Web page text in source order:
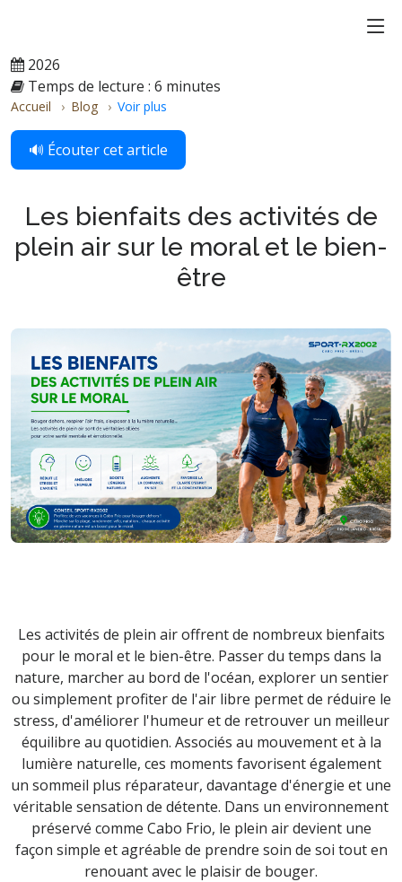
2026
Temps de lecture : 6 minutes
Accueil Blog Voir plus
🔊 Écouter cet article
Les bienfaits des activités de
plein air sur le moral et le bien-
être
Les activités de plein air offrent de nombreux bienfaits
pour le moral et le bien-être. Passer du temps dans la
nature, marcher au bord de l'océan, explorer un sentier
ou simplement profiter de l'air libre permet de réduire le
stress, d'améliorer l'humeur et de retrouver un meilleur
équilibre au quotidien. Associés au mouvement et à la
lumière naturelle, ces moments favorisent également
un sommeil plus réparateur, davantage d'énergie et une
véritable sensation de détente. Dans un environnement
préservé comme Cabo Frio, le plein air devient une
façon simple et agréable de prendre soin de soi tout en
renouant avec le plaisir de bouger.